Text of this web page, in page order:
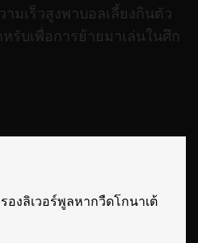
มเร็วสูงพาบอลเลี้ยงกินตัว
รับเพื่อการย้ายมาเล่นในศึก
องลิเวอร์พูลหากวืดโกนาเต้